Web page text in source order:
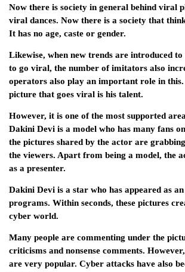
Now there is society in general behind viral
viral dances. Now there is a society that
It has no age, caste or gender.
Likewise, when new trends are introduced to
to go viral, the number of imitators also
operators also play an important role in
picture that goes viral is his talent.
However, it is one of the most supported
Dakini Devi is a model who has many fans
the pictures shared by the actor are
the viewers. Apart from being a model, the
as a presenter.
Dakini Devi is a star who has appeared as
programs. Within seconds, these pictures
cyber world.
Many people are commenting under the
criticisms and nonsense comments.
are very popular. Cyber ​​attacks have also